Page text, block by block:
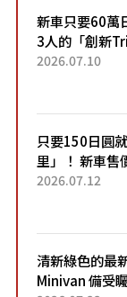
新車只要60萬
3人的「創新
成為人氣車款
2026.07.10
只要150日圓
里」！ 新車售
「3人座」
2026.07.12
清新綠色的最
Minivan 備受